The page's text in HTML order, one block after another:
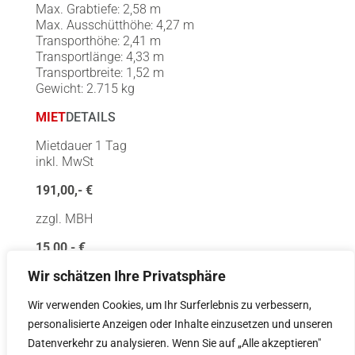
Wir schätzen Ihre Privatsphäre
Wir verwenden Cookies, um Ihr Surferlebnis zu verbessern,
personalisierte Anzeigen oder Inhalte einzusetzen und unseren
Datenverkehr zu analysieren. Wenn Sie auf „Alle akzeptieren"
Max. Grabtiefe: 2,58 m
Max. Ausschütthöhe: 4,27 m
Transporthöhe: 2,41 m
Transportlänge: 4,33 m
Transportbreite: 1,52 m
Gewicht: 2.715 kg
MIETDETAILS
Mietdauer 1 Tag
inkl. MwSt
191,00,- €
zzgl. MBH
15,00,- €
Weitere Mietdauer Preise auf Anfrage
PRODUKTDETAILS
PDF YouTube Clip